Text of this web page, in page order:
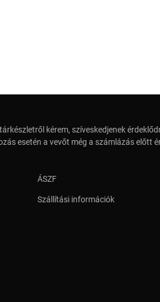
kérem, szíveskedjenek
esetén a vevőt még a számlázás előtt
ÁSZF
Szállítási információk